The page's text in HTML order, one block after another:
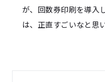
が、回数券印刷を導入
は、正直すごいなと思